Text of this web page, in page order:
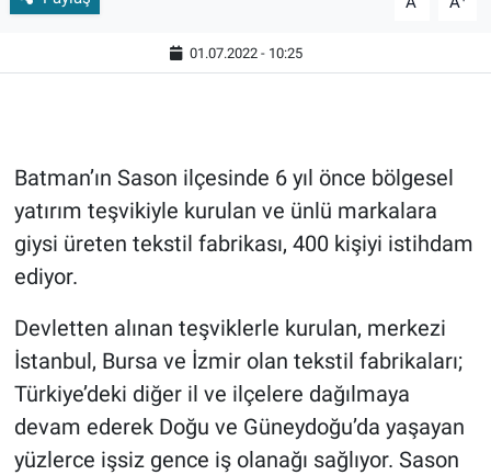
01.07.2022 - 10:25
Batman’ın Sason ilçesinde 6 yıl önce bölgesel
yatırım teşvikiyle kurulan ve ünlü markalara
giysi üreten tekstil fabrikası, 400 kişiyi istihdam
ediyor.
Devletten alınan teşviklerle kurulan, merkezi
İstanbul, Bursa ve İzmir olan tekstil fabrikaları;
Türkiye’deki diğer il ve ilçelere dağılmaya
devam ederek Doğu ve Güneydoğu’da yaşayan
yüzlerce işsiz gence iş olanağı sağlıyor. Sason